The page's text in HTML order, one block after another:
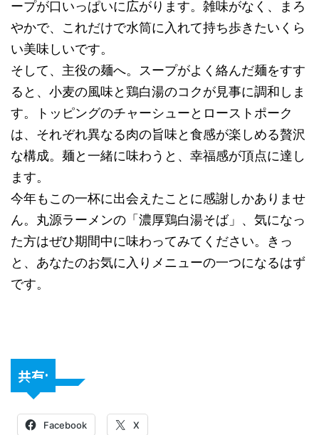
ープが口いっぱいに広がります。雑味がなく、まろ
やかで、これだけで水筒に入れて持ち歩きたいくら
い美味しいです。
そして、主役の麺へ。スープがよく絡んだ麺をすす
ると、小麦の風味と鶏白湯のコクが見事に調和しま
す。トッピングのチャーシューとローストポーク
は、それぞれ異なる肉の旨味と食感が楽しめる贅沢
な構成。麺と一緒に味わうと、幸福感が頂点に達し
ます。
今年もこの一杯に出会えたことに感謝しかありませ
ん。丸源ラーメンの「濃厚鶏白湯そば」、気になっ
た方はぜひ期間中に味わってみてください。きっ
と、あなたのお気に入りメニューの一つになるはず
です。
共有:
Facebook X